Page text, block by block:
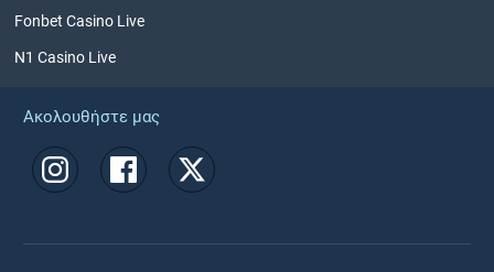
Fonbet Casino Live
N1 Casino Live
Ακολουθήστε μας